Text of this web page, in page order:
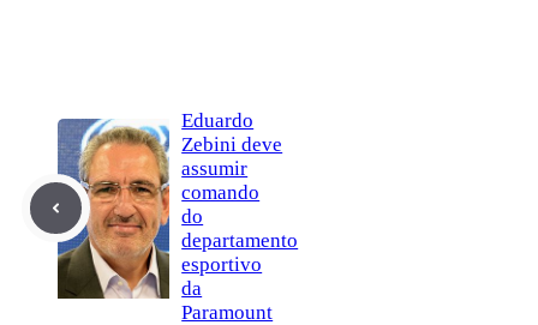
Eduardo
Zebini deve
assumir
comando
do
departamento
esportivo
da
Paramount